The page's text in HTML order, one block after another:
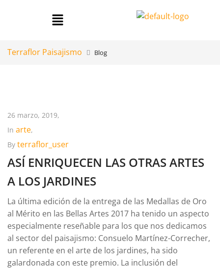
Terraflor Paisajismo Blog
26 marzo, 2019,
In arte,
By terraflor_user
ASÍ ENRIQUECEN LAS OTRAS ARTES
A LOS JARDINES
La última edición de la entrega de las Medallas de Oro
al Mérito en las Bellas Artes 2017 ha tenido un aspecto
especialmente reseñable para los que nos dedicamos
al sector del paisajismo: Consuelo Martínez-Correcher,
un referente en el arte de los jardines, ha sido
galardonada con este premio. La inclusión del